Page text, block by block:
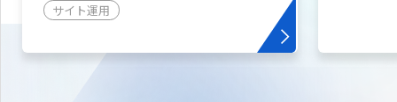
サイト運用